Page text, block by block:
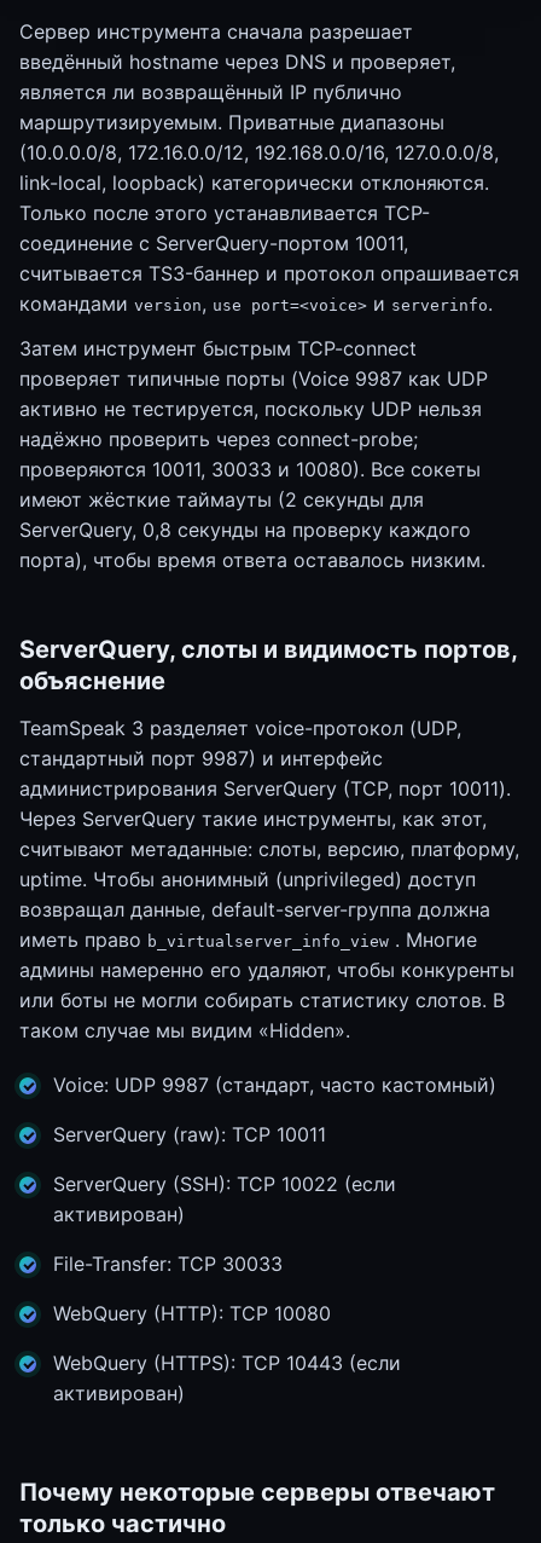
Сервер инструмента сначала разрешает
введённый hostname через DNS и проверяет,
является ли возвращённый IP публично
маршрутизируемым. Приватные диапазоны
(10.0.0.0/8, 172.16.0.0/12, 192.168.0.0/16, 127.0.0.0/8,
link-local, loopback) категорически отклоняются.
Только после этого устанавливается TCP-
соединение с ServerQuery-портом 10011,
считывается TS3-баннер и протокол опрашивается
командами version, use port=<voice> и serverinfo.
Затем инструмент быстрым TCP-connect
проверяет типичные порты (Voice 9987 как UDP
активно не тестируется, поскольку UDP нельзя
надёжно проверить через connect-probe;
проверяются 10011, 30033 и 10080). Все сокеты
имеют жёсткие таймауты (2 секунды для
ServerQuery, 0,8 секунды на проверку каждого
порта), чтобы время ответа оставалось низким.
ServerQuery, слоты и видимость портов,
объяснение
TeamSpeak 3 разделяет voice-протокол (UDP,
стандартный порт 9987) и интерфейс
администрирования ServerQuery (TCP, порт 10011).
Через ServerQuery такие инструменты, как этот,
считывают метаданные: слоты, версию, платформу,
uptime. Чтобы анонимный (unprivileged) доступ
возвращал данные, default-server-группа должна
иметь право b_virtualserver_info_view . Многие
админы намеренно его удаляют, чтобы конкуренты
или боты не могли собирать статистику слотов. В
таком случае мы видим «Hidden».
Voice: UDP 9987 (стандарт, часто кастомный)
ServerQuery (raw): TCP 10011
ServerQuery (SSH): TCP 10022 (если
активирован)
File-Transfer: TCP 30033
WebQuery (HTTP): TCP 10080
WebQuery (HTTPS): TCP 10443 (если
активирован)
Почему некоторые серверы отвечают
только частично